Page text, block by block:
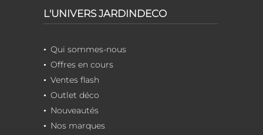
L'UNIVERS JARDINDECO
Qui sommes-nous
Offres en cours
Ventes flash
Outlet déco
Nouveautés
Nos marques